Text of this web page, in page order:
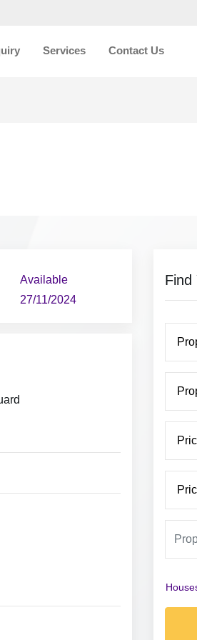
Services Contact Us
Available
27/11/2024
Find